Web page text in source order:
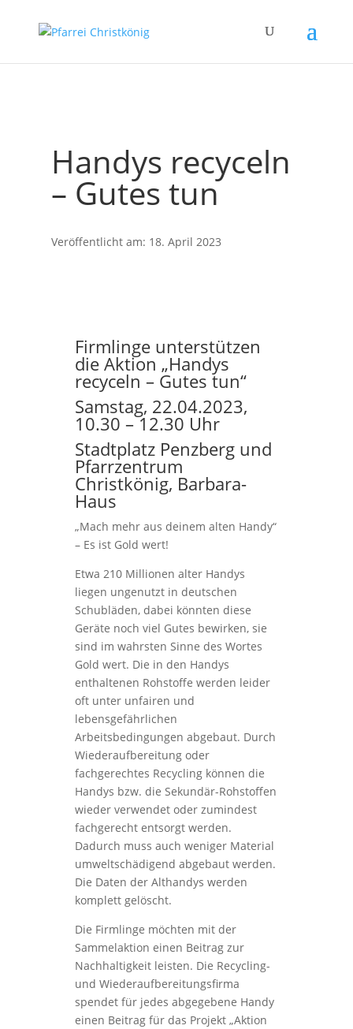
Handys recyceln
– Gutes tun
Veröffentlicht am: 18. April 2023
Firmlinge unterstützen
die Aktion „Handys
recyceln – Gutes tun“
Samstag, 22.04.2023,
10.30 – 12.30 Uhr
Stadtplatz Penzberg und
Pfarrzentrum
Christkönig, Barbara-
Haus
„Mach mehr aus deinem alten Handy“
– Es ist Gold wert!
Etwa 210 Millionen alter Handys
liegen ungenutzt in deutschen
Schubläden, dabei könnten diese
Geräte noch viel Gutes bewirken, sie
sind im wahrsten Sinne des Wortes
Gold wert. Die in den Handys
enthaltenen Rohstoffe werden leider
oft unter unfairen und
lebensgefährlichen
Arbeitsbedingungen abgebaut. Durch
Wiederaufbereitung oder
fachgerechtes Recycling können die
Handys bzw. die Sekundär-Rohstoffen
wieder verwendet oder zumindest
fachgerecht entsorgt werden.
Dadurch muss auch weniger Material
umweltschädigend abgebaut werden.
Die Daten der Althandys werden
komplett gelöscht.
Die Firmlinge möchten mit der
Sammelaktion einen Beitrag zur
Nachhaltigkeit leisten. Die Recycling-
und Wiederaufbereitungsfirma
spendet für jedes abgegebene Handy
einen Beitrag für das Projekt „Aktion